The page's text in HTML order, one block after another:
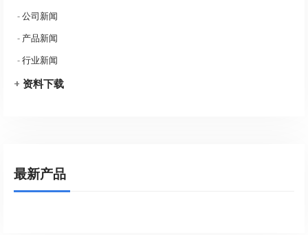
-公司新闻
- 产品新闻
-行业新闻
+ 资料下载
最新产品